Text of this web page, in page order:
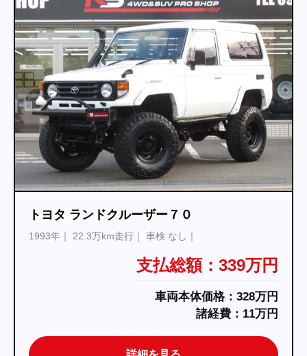
トヨタ ランドクルーザー７０
1993年 22.3万km走行 車検 なし
支払総額：339万円
車両本体価格：328万円
諸経費：11万円